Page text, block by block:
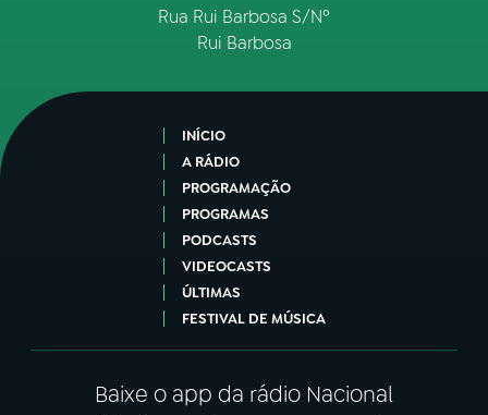
Rua Rui Barbosa S/Nº
Rui Barbosa
INÍCIO
A RÁDIO
PROGRAMAÇÃO
PROGRAMAS
PODCASTS
VIDEOCASTS
ÚLTIMAS
FESTIVAL DE MÚSICA
Baixe o app da rádio Nacional